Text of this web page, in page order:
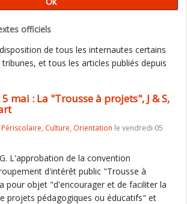
officiels
de tous les internautes certains
et tous les articles publiés depuis
5 mai : La "Trousse à projets", J & S,
Périscolaire, Culture, Orientation le vendredi 05
L'approbation de la convention
d'intérêt public "Trousse à
pour objet "d'encourager et de faciliter la
projets pédagogiques ou éducatifs" et